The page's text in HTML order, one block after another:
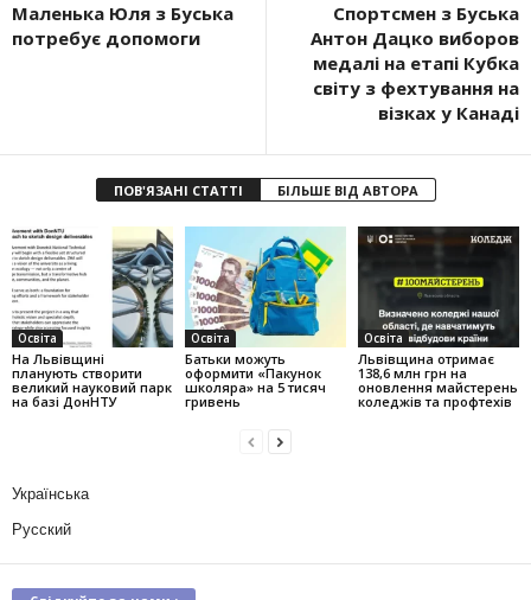
Маленька Юля з Буська
потребує допомоги
Спортсмен з Буська
Антон Дацко виборов
медалі на етапі Кубка
світу з фехтування на
візках у Канаді
ПОВ'ЯЗАНІ СТАТТІ БІЛЬШЕ ВІД АВТОРА
Освіта
На Львівщині
планують створити
великий науковий парк
на базі ДонНТУ
Освіта
Батьки можуть
оформити «Пакунок
школяра» на 5 тисяч
гривень
Освіта
Львівщина отримає
138,6 млн грн на
оновлення майстерень
коледжів та профтехів
Українська
Русский